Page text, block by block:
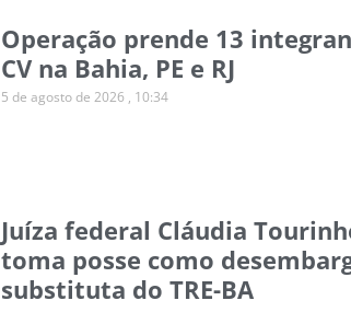
Operação prende 13
CV na Bahia, PE e RJ
5 de agosto de 2026 10:34
Juíza federal Cláudia
toma posse como
substituta do TRE-BA